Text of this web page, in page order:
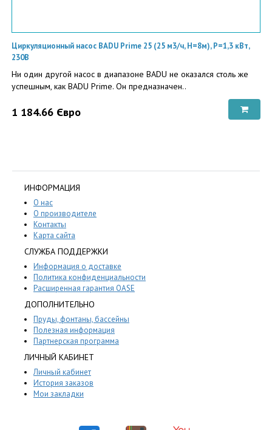
Циркуляционный насос BADU Prime 25 (25 м3/ч, Н=8м), P=1,3 кВт,
230В
Ни один другой насос в диапазоне BADU не оказался столь же
успешным, как BADU Prime. Он предназначен..
1 184.66 Євро
ИНФОРМАЦИЯ
О нас
О производителе
Контакты
Карта сайта
СЛУЖБА ПОДДЕРЖКИ
Информация о доставке
Политика конфиденциальности
Расширенная гарантия OASE
ДОПОЛНИТЕЛЬНО
Пруды, фонтаны, бассейны
Полезная информация
Партнерская программа
ЛИЧНЫЙ КАБИНЕТ
Личный кабинет
История заказов
Мои закладки